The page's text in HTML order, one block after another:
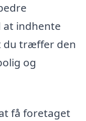
at indhente
du træffer den
og
få foretaget